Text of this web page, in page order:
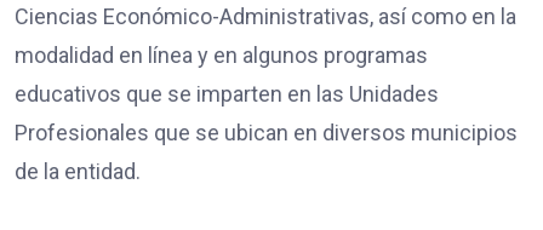
Ciencias Económico-Administrativas, así como en la
modalidad en línea y en algunos programas
educativos que se imparten en las Unidades
Profesionales que se ubican en diversos municipios
de la entidad.